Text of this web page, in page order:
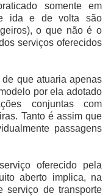
somente em
ida e de volta são
o que não é o
serviços oferecidos
que atuaria apenas
por ela adotado
conjuntas com
Tanto é assim que
passagens
oferecido pela
aberto implica, na
serviço de transporte